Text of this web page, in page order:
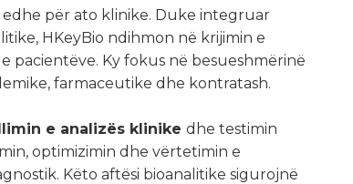
për ato klinike. Duke integruar
HKeyBio ndihmon në krijimin e
pacientëve. Ky fokus në besueshmërinë
farmaceutike dhe kontratash.
e analizës klinike dhe testimin
optimizimin dhe vërtetimin e
Këto aftësi bioanalitike sigurojnë